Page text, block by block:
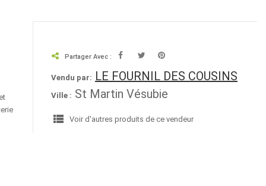
Partager Avec :
Vendu par: LE FOURNIL DES COUSINS
Ville : St Martin Vésubie
view_list
Voir d'autres produits de ce vendeur